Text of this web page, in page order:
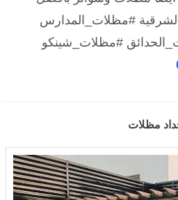
#مظلات_المدارس
#مظلات_شينكو
مظلات